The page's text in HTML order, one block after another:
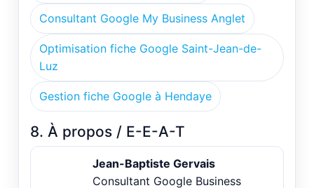
Consultant Google My Business Anglet
Optimisation fiche Google Saint-Jean-de-
Luz
Gestion fiche Google à Hendaye
8. À propos / E-E-A-T
Jean-Baptiste Gervais
Consultant Google Business